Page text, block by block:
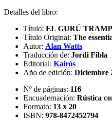
Detalles del libro:
Título: EL GURÚ
Título Original: The
Autor: Alan Watts
Traducción de: Jordi Fibla
Editorial: Kairós
Año de edición: Diciembre
Nº de páginas: 116
Encuadernación: Rústica
Formato: 13 x 20
ISBN: 978-8472452794